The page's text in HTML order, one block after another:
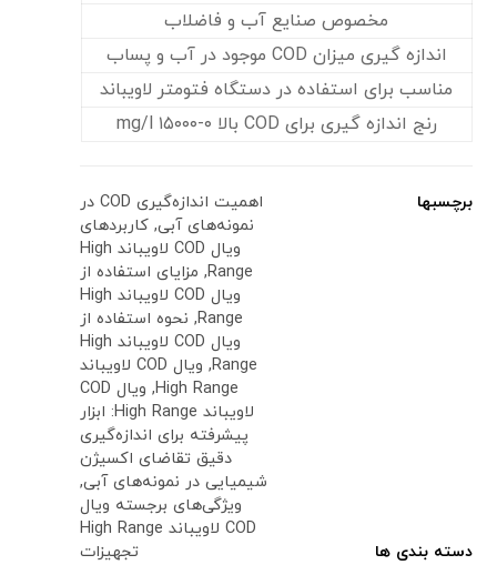
مخصوص صنایع آب و فاضلاب
اندازه گیری میزان COD موجود در آب و پساب
مناسب برای استفاده در دستگاه فتومتر لاویباند
رنج اندازه گیری برای COD بالا ۰-۱۵۰۰۰ mg/l
برچسبها
اهمیت اندازه‌گیری COD در
نمونه‌های آبی, کاربردهای
ویال COD لاویباند High
Range
, مزایای استفاده از
ویال COD لاویباند High
Range
, نحوه استفاده از
ویال COD لاویباند High
Range
,
ویال COD لاویباند
High Range
,
ویال COD
لاویباند High Range: ابزار
پیشرفته برای اندازه‌گیری
دقیق تقاضای اکسیژن
شیمیایی در نمونه‌های آبی,
ویژگی‌های برجسته ویال
COD لاویباند High Range
دسته بندی ها
تجهیزات